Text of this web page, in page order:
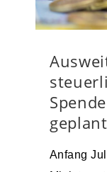
geplant
Anfang